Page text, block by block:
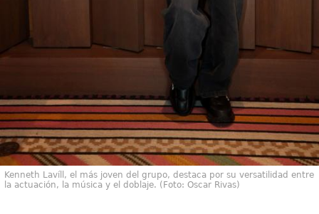
Kenneth Lavíll, el más joven del grupo, destaca por su versatilidad entre
la actuación, la música y el doblaje. (Foto: Oscar Rivas)